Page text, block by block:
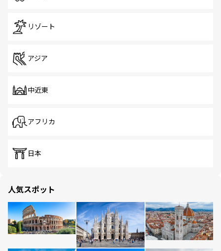
リゾート
アジア
中近東
アフリカ
日本
人気スポット